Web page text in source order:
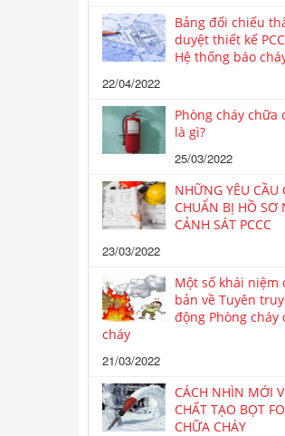
Bảng đối chiếu
duyệt thiết kế
Hệ thống báo
22/04/2022
Phòng cháy chữa
là gì?
25/03/2022
NHỮNG YÊU CẦU
CHUẨN BỊ HỒ SƠ
CẢNH SÁT PCCC
23/03/2022
Một số khái niệm
bản về Tuyên
động Phòng cháy
cháy
21/03/2022
CÁCH NHÌN MỚI
CHẤT TẠO BỌT
CHỮA CHÁY